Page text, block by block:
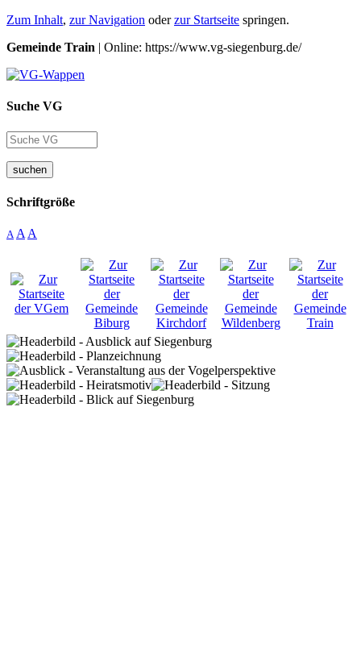
Zum Inhalt, zur Navigation oderzur Startseite springen.
Gemeinde Train | Online: https://www.vg-siegenburg.de/
Suche VG
suchen
Schriftgröße
A A A